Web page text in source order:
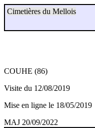
Cimetières du Mellois
COUHE (86)
Visite du 12/08/2019
Mise en ligne le 18/05/2019
MAJ 20/09/2022